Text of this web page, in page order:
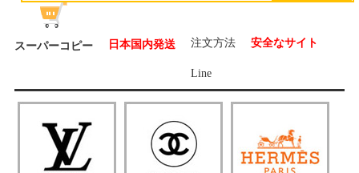
スーパーコピー 日本国内発送 注文方法 安全なサイト
Line